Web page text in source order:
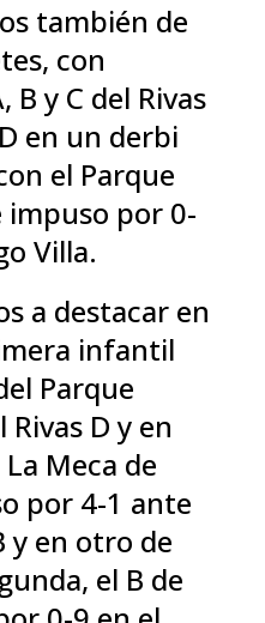
también de
con
B y C del Rivas
en un derbi
el Parque
impuso por 0-
Villa.
a destacar en
infantil
Parque
D y en
Meca de
por 4-1 ante
y en otro de
el B de